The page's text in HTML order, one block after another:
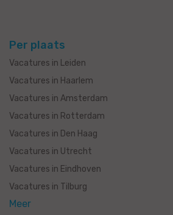
Per plaats
Vacatures in Leiden
Vacatures in Haarlem
Vacatures in Amsterdam
Vacatures in Rotterdam
Vacatures in Den Haag
Vacatures in Utrecht
Vacatures in Eindhoven
Vacatures in Tilburg
Meer